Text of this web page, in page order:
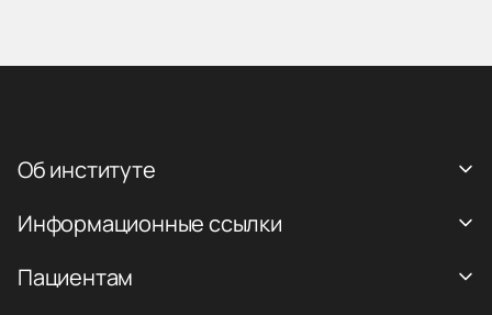
Об институте
Информационные ссылки
Пациентам